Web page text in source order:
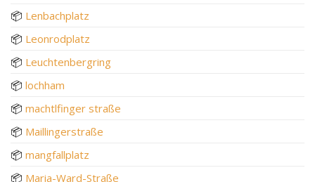
📦 Lenbachplatz
📦 Leonrodplatz
📦 Leuchtenbergring
📦 lochham
📦 machtlfinger straße
📦 Maillingerstraße
📦 mangfallplatz
📦 Maria-Ward-Straße